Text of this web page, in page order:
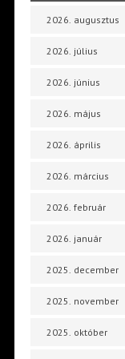
2026. augusztus
2026. július
2026. június
2026. május
2026. április
2026. március
2026. február
2026. január
2025. december
2025. november
2025. október